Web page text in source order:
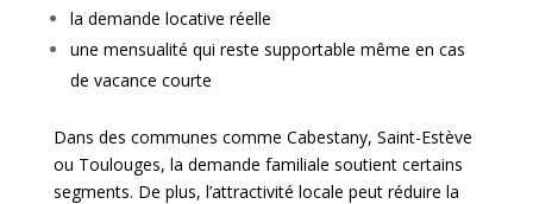
la demande locative réelle
une mensualité qui reste supportable même en cas
de vacance courte
Dans des communes comme Cabestany, Saint-Estève
ou Toulouges, la demande familiale soutient certains
segments. De plus, l’attractivité locale peut réduire la